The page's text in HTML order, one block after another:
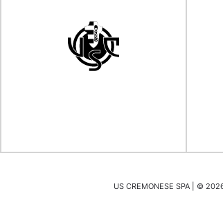
US CREMONESE SPA | ©